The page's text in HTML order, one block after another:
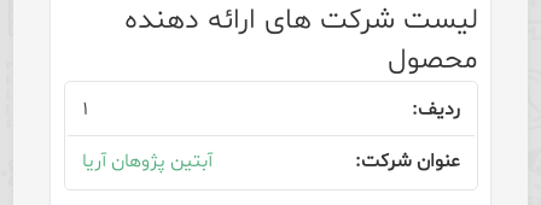
لیست شرکت های ارائه دهنده
محصول
۱
آبتین پژوهان آریا